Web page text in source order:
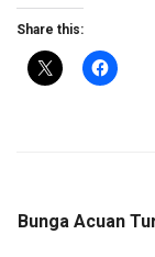
Share this:
Bunga Acuan